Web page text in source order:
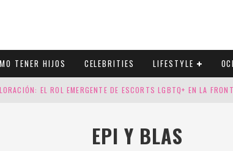
TENER HIJOS CELEBRITIES LIFESTYLE
EL ROL EMERGENTE DE ESCORTS LGBTQ+ EN LA
CUATRO SELLOS QUE HONRAN LA HISTORIA LGTB
EPI Y BLAS